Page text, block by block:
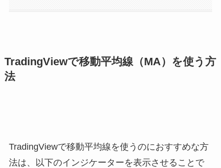
TradingViewで移動平均線（MA）を使う方
法
TradingViewで移動平均線を使うのにおすすめな方
法は、以下のインジケーターを表示させることで